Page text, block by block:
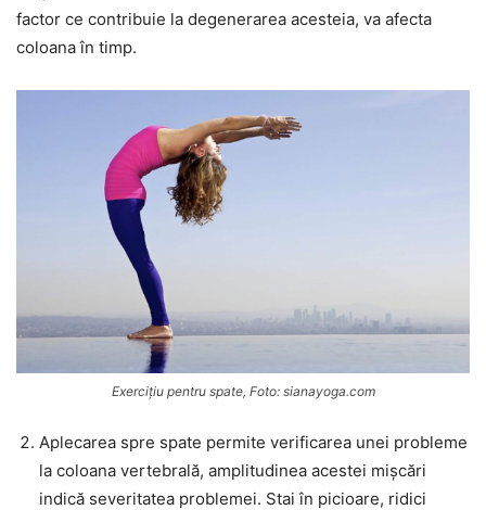
factor ce contribuie la degenerarea acesteia, va afecta
coloana în timp.
Exercițiu pentru spate, Foto: sianayoga.com
Aplecarea spre spate permite verificarea unei probleme
la coloana vertebrală, amplitudinea acestei mișcări
indică severitatea problemei. Stai în picioare, ridici